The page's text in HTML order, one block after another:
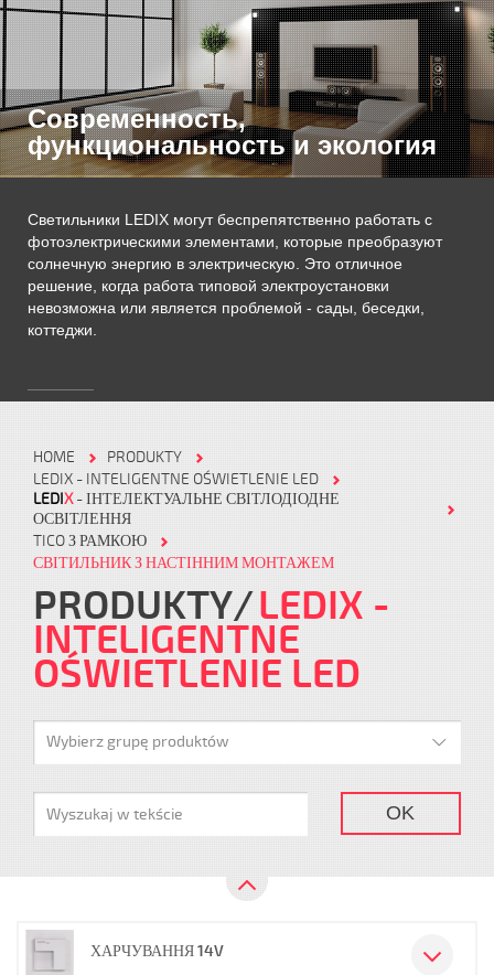
Современность,
функциональность и экология
Светильники LEDIX могут беспрепятственно работать с
фотоэлектрическими элементами, которые преобразуют
солнечную энергию в электрическую. Это отличное
решение, когда работа типовой электроустановки
невозможна или является проблемой - сады, беседки,
коттеджи.
HOME
PRODUKTY
LEDIX - INTELIGENTNE OŚWIETLENIE LED
LEDIX- ІНТЕЛЕКТУАЛЬНЕ СВІТЛОДІОДНЕ
ОСВІТЛЕННЯ
TICO З РАМКОЮ
СВІТИЛЬНИК З НАСТІННИМ МОНТАЖЕМ
PRODUKTY LEDIX -
INTELIGENTNE
OŚWIETLENIE LED
Wybierz grupę produktów
OK
ХАРЧУВАННЯ 14V